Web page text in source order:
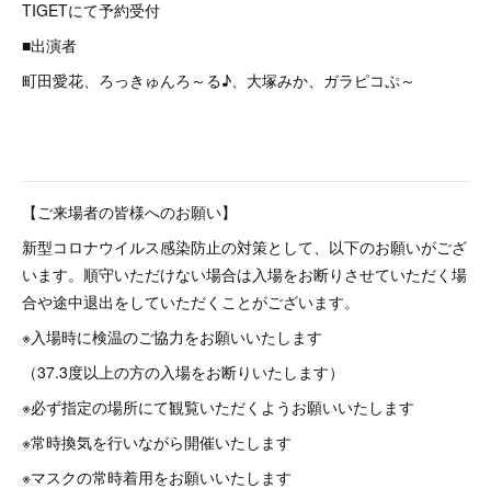
TIGETにて予約受付
■出演者
町田愛花、ろっきゅんろ～る♪、大塚みか、ガラピコぷ～
【ご来場者の皆様へのお願い】
新型コロナウイルス感染防止の対策として、以下のお願いがござ
います。順守いただけない場合は入場をお断りさせていただく場
合や途中退出をしていただくことがございます。
※入場時に検温のご協力をお願いいたします
（37.3度以上の方の入場をお断りいたします）
※必ず指定の場所にて観覧いただくようお願いいたします
※常時換気を行いながら開催いたします
※マスクの常時着用をお願いいたします